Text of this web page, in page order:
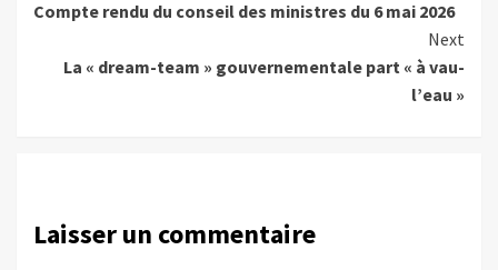
Reading
Compte rendu du conseil des ministres du 6 mai 2026
Next
La « dream-team » gouvernementale part « à vau-
l’eau »
Laisser un commentaire